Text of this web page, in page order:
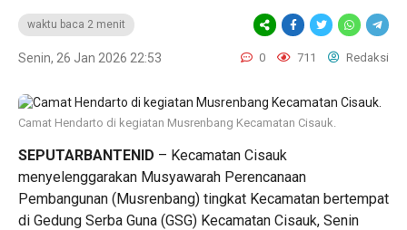
waktu baca 2 menit
Senin, 26 Jan 2026 22:53 0 711 Redaksi
Camat Hendarto di kegiatan Musrenbang Kecamatan Cisauk.
SEPUTARBANTENID – Kecamatan Cisauk
menyelenggarakan Musyawarah Perencanaan
Pembangunan (Musrenbang) tingkat Kecamatan bertempat
di Gedung Serba Guna (GSG) Kecamatan Cisauk, Senin